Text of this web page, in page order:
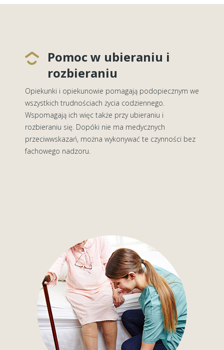
Pomoc w ubieraniu i
rozbieraniu
Opiekunki i opiekunowie pomagają podopiecznym we
wszystkich trudnościach życia codziennego.
Wspomagają ich więc także przy ubieraniu i
rozbieraniu się. Dopóki nie ma medycznych
przeciwwskazań, można wykonywać te czynności bez
fachowego nadzoru.